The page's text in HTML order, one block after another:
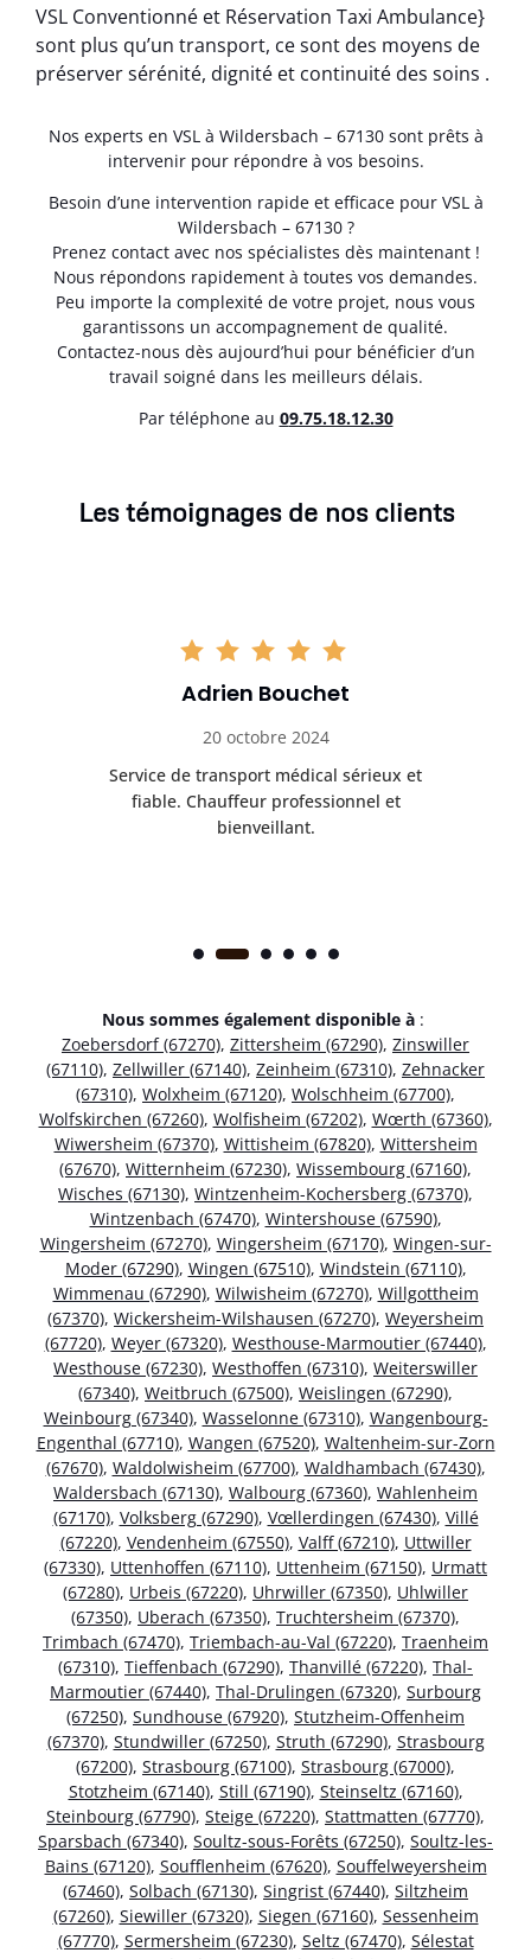
VSL Conventionné et Réservation Taxi Ambulance}
sont plus qu’un transport, ce sont des moyens de
préserver sérénité, dignité et continuité des soins .
Nos experts en VSL à Wildersbach – 67130 sont prêts à
intervenir pour répondre à vos besoins.
Besoin d’une intervention rapide et efficace pour VSL à
Wildersbach – 67130 ?
Prenez contact avec nos spécialistes dès maintenant !
Nous répondons rapidement à toutes vos demandes.
Peu importe la complexité de votre projet, nous vous
garantissons un accompagnement de qualité.
Contactez-nous dès aujourd’hui pour bénéficier d’un
travail soigné dans les meilleurs délais.
Par téléphone au 09.75.18.12.30
Les témoignages de nos clients
Adrien Bouchet
20 octobre 2024
Service de transport médical sérieux et
fiable. Chauffeur professionnel et
bienveillant.
Nous sommes également disponible à :
Zoebersdorf (67270), Zittersheim (67290), Zinswiller
(67110), Zellwiller (67140), Zeinheim (67310), Zehnacker
(67310), Wolxheim (67120), Wolschheim (67700),
Wolfskirchen (67260), Wolfisheim (67202), Wœrth (67360),
Wiwersheim (67370), Wittisheim (67820), Wittersheim
(67670), Witternheim (67230), Wissembourg (67160),
Wisches (67130), Wintzenheim-Kochersberg (67370),
Wintzenbach (67470), Wintershouse (67590),
Wingersheim (67270), Wingersheim (67170), Wingen-sur-
Moder (67290), Wingen (67510), Windstein (67110),
Wimmenau (67290), Wilwisheim (67270), Willgottheim
(67370), Wickersheim-Wilshausen (67270), Weyersheim
(67720), Weyer (67320), Westhouse-Marmoutier (67440),
Westhouse (67230), Westhoffen (67310), Weiterswiller
(67340), Weitbruch (67500), Weislingen (67290),
Weinbourg (67340), Wasselonne (67310), Wangenbourg-
Engenthal (67710), Wangen (67520), Waltenheim-sur-Zorn
(67670), Waldolwisheim (67700), Waldhambach (67430),
Waldersbach (67130), Walbourg (67360), Wahlenheim
(67170), Volksberg (67290), Vœllerdingen (67430), Villé
(67220), Vendenheim (67550), Valff (67210), Uttwiller
(67330), Uttenhoffen (67110), Uttenheim (67150), Urmatt
(67280), Urbeis (67220), Uhrwiller (67350), Uhlwiller
(67350), Uberach (67350), Truchtersheim (67370),
Trimbach (67470), Triembach-au-Val (67220), Traenheim
(67310), Tieffenbach (67290), Thanvillé (67220), Thal-
Marmoutier (67440), Thal-Drulingen (67320), Surbourg
(67250), Sundhouse (67920), Stutzheim-Offenheim
(67370), Stundwiller (67250), Struth (67290), Strasbourg
(67200), Strasbourg (67100), Strasbourg (67000),
Stotzheim (67140), Still (67190), Steinseltz (67160),
Steinbourg (67790), Steige (67220), Stattmatten (67770),
Sparsbach (67340), Soultz-sous-Forêts (67250), Soultz-les-
Bains (67120), Soufflenheim (67620), Souffelweyersheim
(67460), Solbach (67130), Singrist (67440), Siltzheim
(67260), Siewiller (67320), Siegen (67160), Sessenheim
(67770), Sermersheim (67230), Seltz (67470), Sélestat